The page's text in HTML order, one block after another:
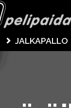
JALKAPALLO